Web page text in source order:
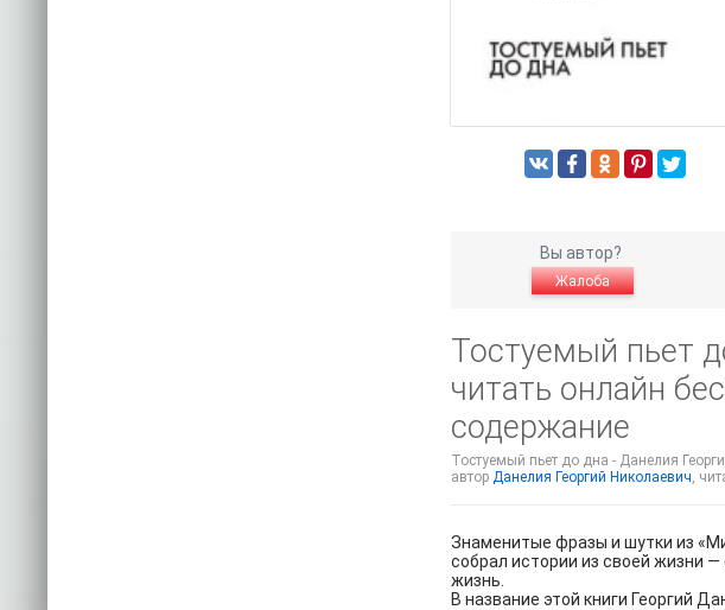
Вы автор?
Жалоба
Тостуемый пьет
читать онлайн
содержание
Тостуемый пьет до дна - Данелия
автор Данелия Георгий Николаевич ,
Знаменитые фразы и шутки из
собрал истории из своей жизни
жизнь.
В название этой книги Георгий